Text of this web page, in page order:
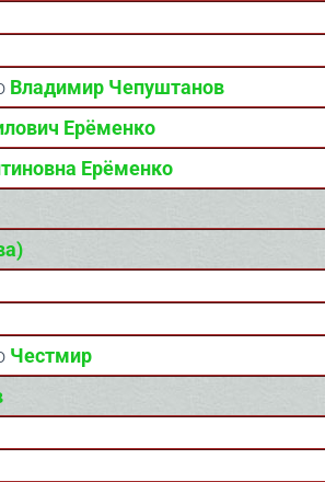
Владимир Чепуштанов
Ерёменко
Ерёменко
Честмир